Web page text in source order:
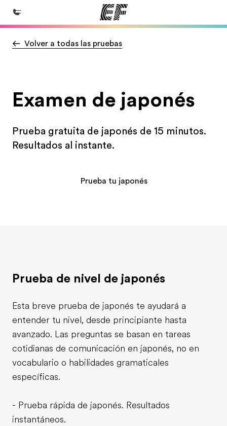
Inicio
Ver todo lo que hacemos
Encuentra una oficina
Volver a todas las pruebas
Examen de japonés
Prueba gratuita de japonés de 15 minutos.
Resultados al instante.
Prueba tu japonés
Prueba de nivel de japonés
Esta breve prueba de japonés te ayudará a
entender tu nivel, desde principiante hasta
avanzado. Las preguntas se basan en tareas
cotidianas de comunicación en japonés, no en
vocabulario o habilidades gramaticales
específicas.
- Prueba rápida de japonés. Resultados
instantáneos.